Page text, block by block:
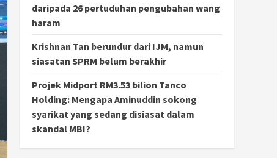
daripada 26 pertuduhan pengubahan wang
haram
Krishnan Tan berundur dari IJM, namun
siasatan SPRM belum berakhir
Projek Midport RM3.53 bilion Tanco
Holding: Mengapa Aminuddin sokong
syarikat yang sedang disiasat dalam
skandal MBI?